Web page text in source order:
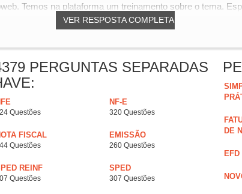
VER RESPOSTA COMPLETA
Temos na plataforma um treinamento sobre o tema.
PERGUNTAS SEPARADAS
Questões
NF-E
320 Questões
FISCAL
Questões
EMISSÃO
260 Questões
REINF
Questões
SPED
307 Questões
DE
EFD